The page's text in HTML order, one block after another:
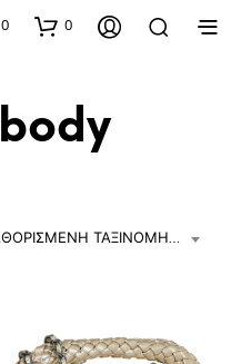
0 0
ΠΡΟΚΑΘΟΡΙΣΜΈΝΗ ΤΑΞΙΝΌΜΗΣΗ